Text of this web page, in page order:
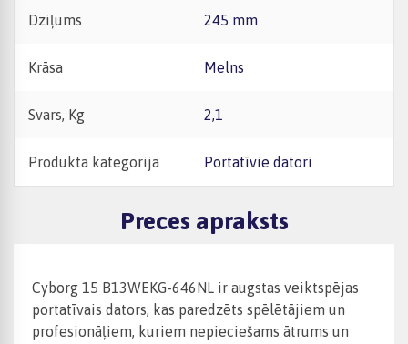
Dziļums 245 mm
Krāsa Melns
Svars, Kg 2,1
Produkta kategorija Portatīvie datori
Preces apraksts
Cyborg 15 B13WEKG-646NL ir augstas veiktspējas
portatīvais dators, kas paredzēts spēlētājiem un
profesionāļiem, kuriem nepieciešams ātrums un